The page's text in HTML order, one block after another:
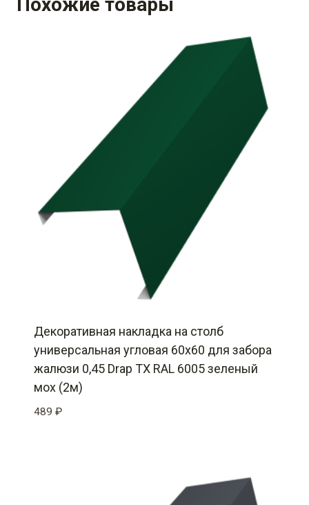
Декоративная накладка на столб
универсальная угловая 60х60 для забора
жалюзи 0,45 Drap TX RAL 6005 зеленый
мох (2м)
489 ₽